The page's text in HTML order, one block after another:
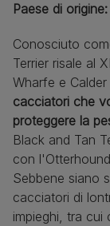
Paese di origine:
Conosciuto
Terrier risale al
Wharfe e
cacciatori che
proteggere la
Black and Tan
con
Sebbene siano
cacciatori di
impieghi, tra cui